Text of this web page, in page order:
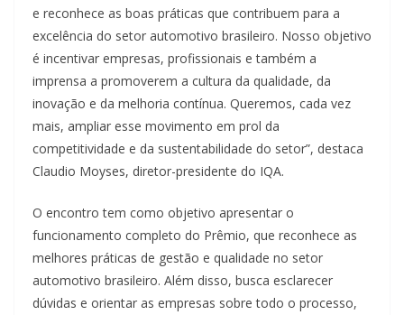
e reconhece as boas práticas que contribuem para a
excelência do setor automotivo brasileiro. Nosso objetivo
é incentivar empresas, profissionais e também a
imprensa a promoverem a cultura da qualidade, da
inovação e da melhoria contínua. Queremos, cada vez
mais, ampliar esse movimento em prol da
competitividade e da sustentabilidade do setor”, destaca
Claudio Moyses, diretor-presidente do IQA.
O encontro tem como objetivo apresentar o
funcionamento completo do Prêmio, que reconhece as
melhores práticas de gestão e qualidade no setor
automotivo brasileiro. Além disso, busca esclarecer
dúvidas e orientar as empresas sobre todo o processo,